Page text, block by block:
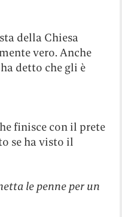
della Chiesa
vero. Anche
detto che gli è
finisce con il prete
se ha visto il
le penne per un